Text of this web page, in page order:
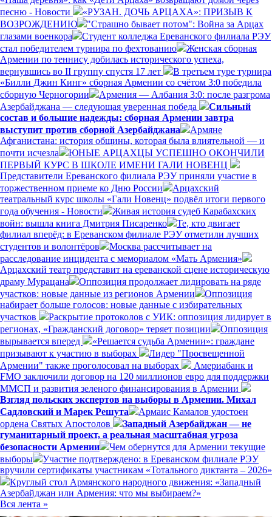
песню - Новости
«РУЗАН. ДОЧЬ АРЦАХА»: ПРИЗЫВ К
ВОЗРОЖДЕНИЮ
"Страшно бывает потом": Война за Арцах
глазами военкора
Студент колледжа Ереванского филиала РЭУ
стал победителем турнира по фехтованию
Женская сборная
Армении по теннису добилась исторического успеха,
вернувшись во II группу спустя 17 лет
В третьем туре турнира
«Билли Джин Кинг» сборная Армении со счётом 3:0 победила
сборную Черногории
Армения — Албания 3:0: после разгрома
Азербайджана — следующая уверенная победа
Сильный
состав и большие надежды: сборная Армении завтра
выступит против сборной Азербайджана
Армяне
Афганистана: история общины, которая была влиятельной — и
почти исчезла
ЮНЫЕ АРЦАХЦЫ УСПЕШНО ОКОНЧИЛИ
ПЕРВЫЙ КУРС В ШКОЛЕ ИМЕНИ ГАЛИ НОВЕНЦ
Представители Ереванского филиала РЭУ приняли участие в
торжественном приеме ко Дню России
Арцахский
театральный курс школы «Гали Новенц» подвёл итоги первого
года обучения - Новости
Живая история судеб Карабахских
войн: вышла книга Дмитрия Писаренко
Те, кто двигает
филиал вперёд: в Ереванском филиале РЭУ отметили лучших
студентов и волонтёров
Москва рассчитывает на
расследование инцидента с мемориалом «Мать Армения»
Арцахский театр представит на ереванской сцене историческую
драму Мурацана
Оппозиция продолжает лидировать на ряде
участков: новые данные из регионов Армении
Оппозиция
набирает больше голосов: новые данные с избирательных
участков
Раскрытие протоколов с УИК: оппозиция лидирует в
регионах, «Гражданский договор» теряет позиции
Оппозиция
вырывается вперед
«Решается судьба Армении»: граждане
призывают к участию в выборах
Лидер "Просвещенной
Армении" также проголосовал на выборах
Америабанк и
FMO заключили договор на 120 миллионов евро для поддержки
ММСП и развития зеленого финансирования в Армении
Взгляд польских экспертов на выборы в Армении. Михал
Садловский и Марек Решута
Армаис Камалов удостоен
ордена Святых Апостолов
Западный Азербайджан — не
гуманитарный проект, а реальная масштабная угроза
безопасности Армении
Чем обернутся для Армении текущие
выборы
Участие подтверждено: в Ереванском филиале РЭУ
вручили сертификаты участникам «Тотального диктанта – 2026»
Круглый стол Армянского народного движения: «Западный
Азербайджан или Армения: что мы выбираем?»
Вся лента »